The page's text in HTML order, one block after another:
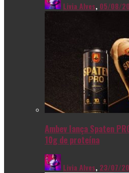
Livia Alves, 05/08/
Ambev lança Spaten
10g de proteína
Livia Alves, 23/07/